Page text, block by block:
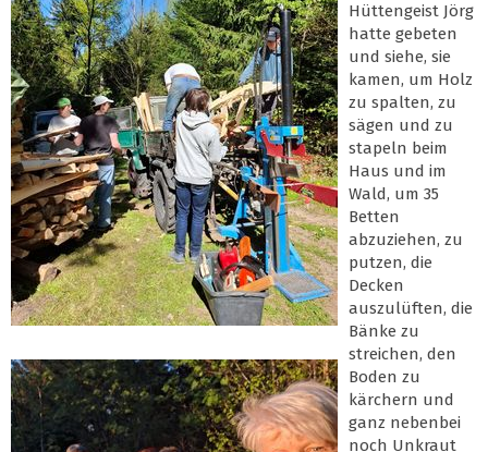
Hüttengeist Jörg
hatte gebeten
und siehe, sie
kamen, um Holz
zu spalten, zu
sägen und zu
stapeln beim
Haus und im
Wald, um 35
Betten
abzuziehen, zu
putzen, die
Decken
auszulüften, die
Bänke zu
streichen, den
Boden zu
kärchern und
ganz nebenbei
noch Unkraut